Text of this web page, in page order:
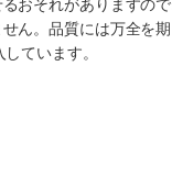
おそれがありますの
ん。品質には万全を
ています。